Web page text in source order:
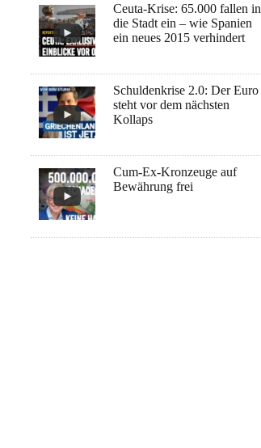
Ceuta-Krise: 65.000 fallen in
die Stadt ein – wie Spanien
ein neues 2015 verhindert
Schuldenkrise 2.0: Der Euro
steht vor dem nächsten
Kollaps
Cum-Ex-Kronzeuge auf
Bewährung frei